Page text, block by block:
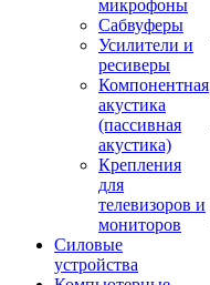
микрофоны
Сабвуферы
Усилители и
ресиверы
Компонентная
акустика
(пассивная
акустика)
Крепления
для
телевизоров и
мониторов
Силовые
устройства